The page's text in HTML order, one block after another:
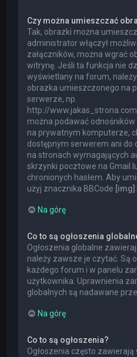
Czy można umieszczać
Tak, obrazki można
administrator włączył
załączników, można wgrać
witrynę. Jeśli ta funkcja nie
wyświetlany na forum,
obrazka umieszczonego na
serwerze, np.
http://
można podawać
na prywatnym komputerze,
dostępnym serwerem ani do
na stronach wymagających
skrzynki pocztowe na Gmail
chronionych hasłem. Aby
użyj znacznika BBCode [img] .
Na górę
Co to są ogłoszenia
Ogłoszenia globalne
należy zawsze je czytać. Są
każdego forum i w panelu
użytkownika. Uprawnienia
globalnych są nadawane
Na górę
Co to są ogłoszenia?
Ogłoszenia często